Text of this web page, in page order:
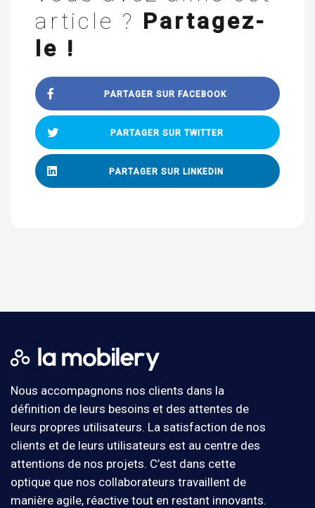
article ? Partagez-
le !
PARTAGER SUR FACEBOOK
PARTAGER SUR TWITTER
PARTAGER SUR LINKEDIN
Nous accompagnons nos clients dans la
définition de leurs besoins et des attentes de
leurs propres utilisateurs. La satisfaction de nos
clients et de leurs utilisateurs est au centre des
attentions de nos projets. C’est dans cette
optique que nos collaborateurs travaillent de
manière agile, réactive tout en restant innovants.